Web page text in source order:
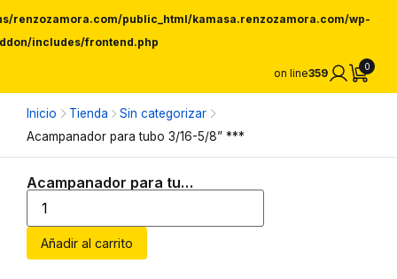
renzozamora.com/public_html/kamasa.renzozamora.com/wp-
includes/frontend.php
on line359 0
Inicio Tienda
Sin categorizar
Acampanador para tubo 3/16-5/8” ***
Acampanador para tubo 3/16-5/8” ***
Añadir al carrito